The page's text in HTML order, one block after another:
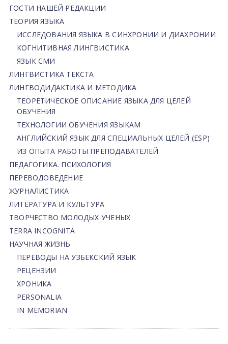
ГОСТИ НАШЕЙ РЕДАКЦИИ
ТЕОРИЯ ЯЗЫКА
ИССЛЕДОВАНИЯ ЯЗЫКА В СИНХРОНИИ И ДИАХРОНИИ
КОГНИТИВНАЯ ЛИНГВИСТИКА
ЯЗЫК СМИ
ЛИНГВИСТИКА ТЕКСТА
ЛИНГВОДИДАКТИКА И МЕТОДИКА
ТЕОРЕТИЧЕСКОЕ ОПИСАНИЕ ЯЗЫКА ДЛЯ ЦЕЛЕЙ
ОБУЧЕНИЯ
ТЕХНОЛОГИИ ОБУЧЕНИЯ ЯЗЫКАМ
АНГЛИЙСКИЙ ЯЗЫК ДЛЯ СПЕЦИАЛЬНЫХ ЦЕЛЕЙ (ESP)
ИЗ ОПЫТА РАБОТЫ ПРЕПОДАВАТЕЛЕЙ
ПЕДАГОГИКА. ПСИХОЛОГИЯ
ПЕРЕВОДОВЕДЕНИЕ
ЖУРНАЛИСТИКА
ЛИТЕРАТУРА И КУЛЬТУРА
ТВОРЧЕСТВО МОЛОДЫХ УЧЕНЫХ
TERRA INCOGNITA
НАУЧНАЯ ЖИЗНЬ
ПЕРЕВОДЫ НА УЗБЕКСКИЙ ЯЗЫК
РЕЦЕНЗИИ
ХРОНИКА
PERSONALIA
IN MEMORIAN